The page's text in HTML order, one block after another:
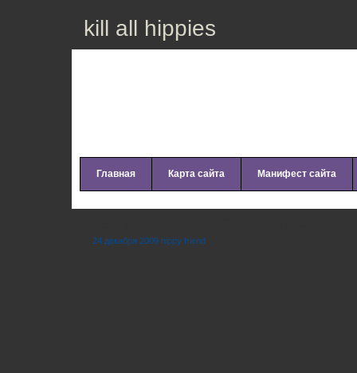
kill all hippies
Главная Карта сайта Манифест сайта
24 декабря 2009 hippy friend